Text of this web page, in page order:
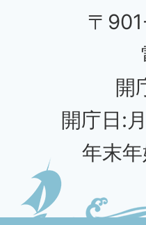
〒
開
開庁日:
年末